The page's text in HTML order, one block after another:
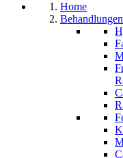
Home
Behandlungen